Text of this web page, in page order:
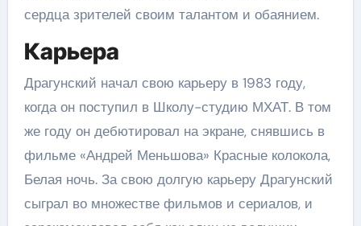
сердца зрителей своим талантом и обаянием.
Карьера
Драгунский начал свою карьеру в 1983 году,
когда он поступил в Школу-студию МХАТ. В том
же году он дебютировал на экране, снявшись в
фильме «Андрей Меньшова» Красные колокола,
Белая ночь. За свою долгую карьеру Драгунский
сыграл во множестве фильмов и сериалов, и